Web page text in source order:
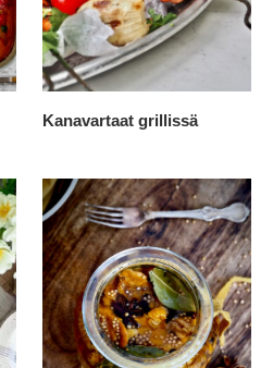
Kanavartaat grillissä